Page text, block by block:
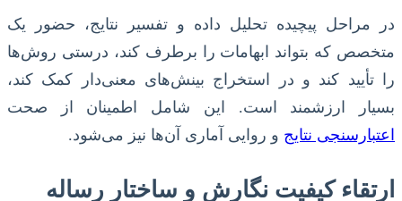
در مراحل پیچیده تحلیل داده و تفسیر نتایج، حضور یک
متخصص که بتواند ابهامات را برطرف کند، درستی روش‌ها
را تأیید کند و در استخراج بینش‌های معنی‌دار کمک کند،
بسیار ارزشمند است. این شامل اطمینان از صحت
اعتبارسنجی نتایج و روایی آماری آن‌ها نیز می‌شود.
ارتقاء کیفیت نگارش و ساختار رساله